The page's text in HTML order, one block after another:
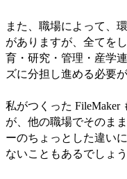
また、職場によって、
がありますが、全てを
育・研究・管理・産学
ズに分担し進める必要
私がつくった FileMaker
が、他の職場でそのま
ーのちょっとした違い
ないこともあるでしょう